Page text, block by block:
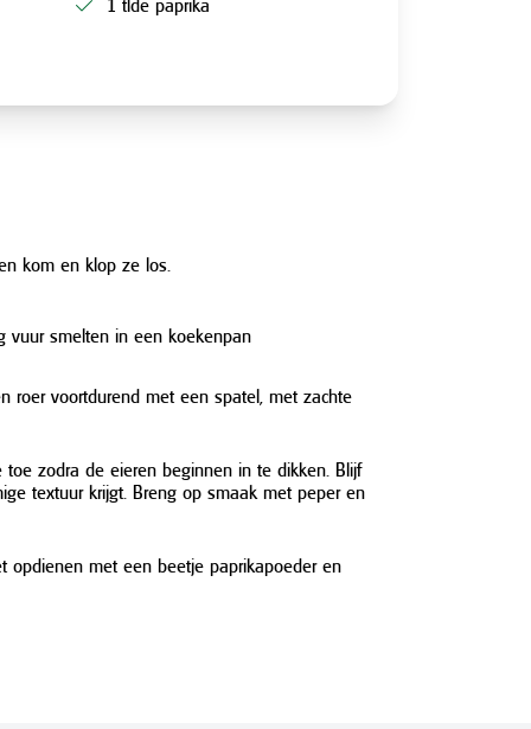
1 tlde paprika
kom en klop ze los.
vuur smelten in een koekenpan
roer voortdurend met een spatel, met zachte
toe zodra de eieren beginnen in te dikken. Blijf
textuur krijgt. Breng op smaak met peper en
opdienen met een beetje paprikapoeder en